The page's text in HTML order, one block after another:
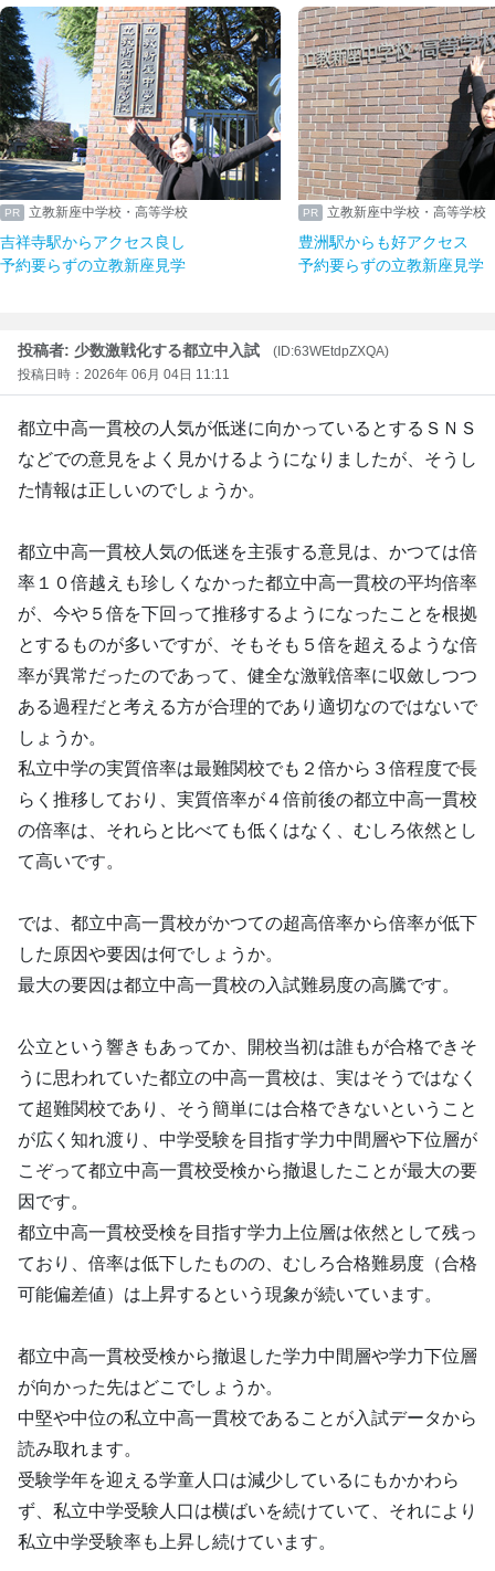
立教新座中学校・高等学校
吉祥寺駅からアクセス良し
予約要らずの立教新座見学
立教新座中学校・高等学
豊洲駅からも好アクセス
予約要らずの立教新座見
投稿者: 少数激戦化する都立中入試
(ID:63WEtdpZXQA)
投稿日時：2026年 06月 04日 11:11
都立中高一貫校の人気が低迷に向かっているとするＳＮＳ
などでの意見をよく見かけるようになりましたが、そうし
た情報は正しいのでしょうか。
都立中高一貫校人気の低迷を主張する意見は、かつては倍
率１０倍越えも珍しくなかった都立中高一貫校の平均倍率
が、今や５倍を下回って推移するようになったことを根拠
とするものが多いですが、そもそも５倍を超えるような倍
率が異常だったのであって、健全な激戦倍率に収斂しつつ
ある過程だと考える方が合理的であり適切なのではないで
しょうか。
私立中学の実質倍率は最難関校でも２倍から３倍程度で長
らく推移しており、実質倍率が４倍前後の都立中高一貫校
の倍率は、それらと比べても低くはなく、むしろ依然とし
て高いです。
では、都立中高一貫校がかつての超高倍率から倍率が低下
した原因や要因は何でしょうか。
最大の要因は都立中高一貫校の入試難易度の高騰です。
公立という響きもあってか、開校当初は誰もが合格できそ
うに思われていた都立の中高一貫校は、実はそうではなく
て超難関校であり、そう簡単には合格できないということ
が広く知れ渡り、中学受験を目指す学力中間層や下位層が
こぞって都立中高一貫校受検から撤退したことが最大の要
因です。
都立中高一貫校受検を目指す学力上位層は依然として残っ
ており、倍率は低下したものの、むしろ合格難易度（合格
可能偏差値）は上昇するという現象が続いています。
都立中高一貫校受検から撤退した学力中間層や学力下位層
が向かった先はどこでしょうか。
中堅や中位の私立中高一貫校であることが入試データから
読み取れます。
受験学年を迎える学童人口は減少しているにもかかわら
ず、私立中学受験人口は横ばいを続けていて、それにより
私立中学受験率も上昇し続けています。